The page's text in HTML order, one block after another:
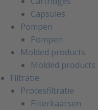
Capsules
Pompen
Pompen
Molded products
Molded products
Filtratie
Procesfiltratie
Filterkaarsen